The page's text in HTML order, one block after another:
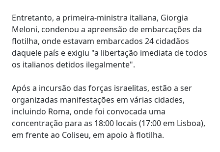
Entretanto, a primeira-ministra italiana, Giorgia
Meloni, condenou a apreensão de embarcações da
flotilha, onde estavam embarcados 24 cidadãos
daquele país e exigiu "a libertação imediata de todos
os italianos detidos ilegalmente".
Após a incursão das forças israelitas, estão a ser
organizadas manifestações em várias cidades,
incluindo Roma, onde foi convocada uma
concentração para as 18:00 locais (17:00 em Lisboa),
em frente ao Coliseu, em apoio à flotilha.